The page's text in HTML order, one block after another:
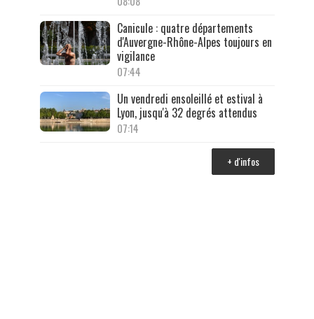
Canicule : quatre départements
d'Auvergne-Rhône-Alpes toujours en
vigilance
07:44
Un vendredi ensoleillé et estival à
Lyon, jusqu'à 32 degrés attendus
07:14
+ d'infos